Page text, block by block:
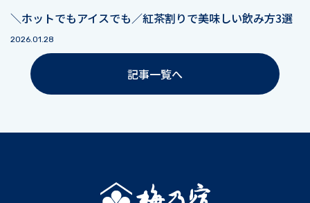
＼ホットでもアイスでも／紅茶割りで美味しい飲み方3選
2026.01.28
記事一覧へ